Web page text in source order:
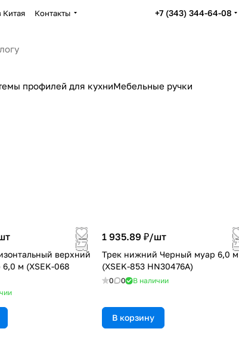
Китая Контакты +7 (343) 344-64-08
профилей для кухниМебельные ручки
верхний
м (XSEK-068
1 935.89 ₽/шт
Трек нижний Черный муар 6,0 м
(XSEK-853 HN30476A)
0 0 В наличии
В корзину